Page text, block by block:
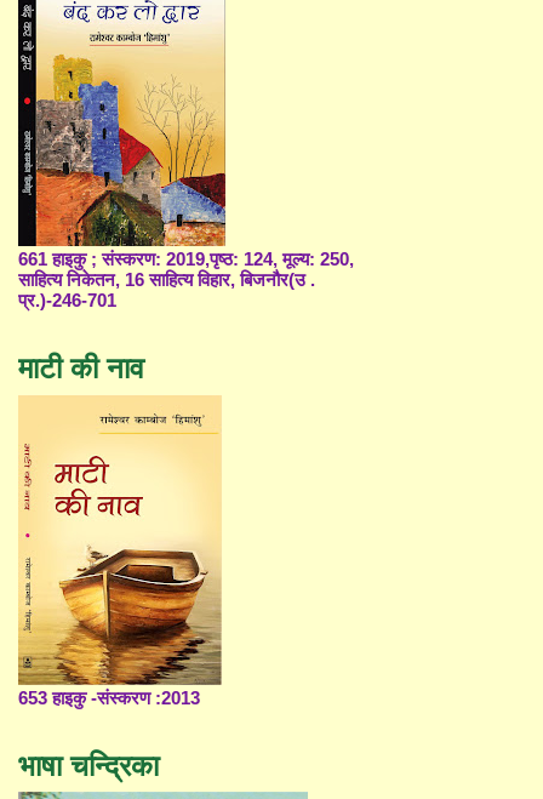
661 हाइकु ; संस्करण: 2019,पृष्ठ: 124, मूल्य: 250,
साहित्य निकेतन, 16 साहित्य विहार, बिजनौर(उ .
प्र.)-246-701
माटी की नाव
653 हाइकु -संस्करण :2013
भाषा चन्द्रिका